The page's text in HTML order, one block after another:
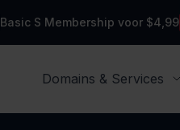
Basic S Membership voor $4,99
Domains & Services